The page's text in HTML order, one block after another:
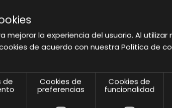
. Por
un manual para cada una de
Mientrascreas recuerdo y
qué modelo es adecuado para
mejorar la experiencia del usuario. Al utilizar
de acuerdo con nuestra Política de
de Cookies de
preferencias
Cookies de
funcionalidad